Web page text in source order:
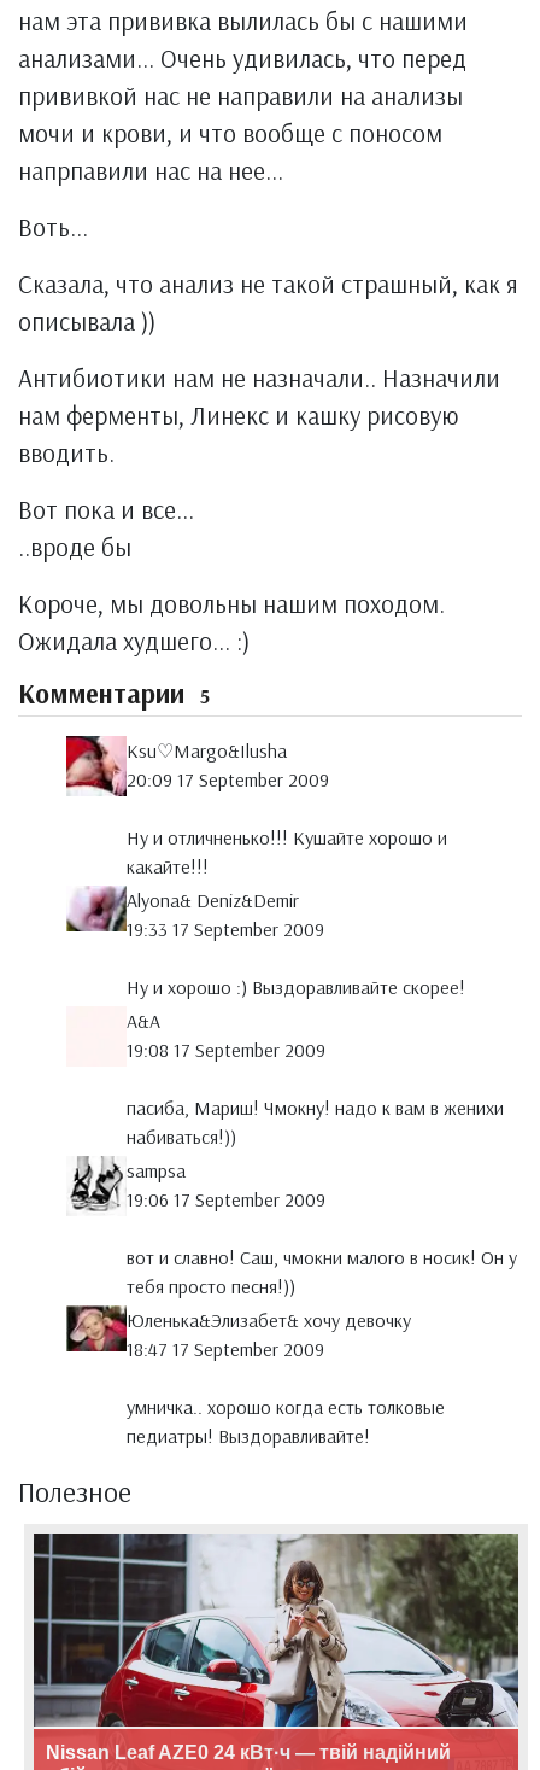
нам эта прививка вылилась бы с нашими
анализами... Очень удивилась, что перед
прививкой нас не направили на анализы
мочи и крови, и что вообще с поносом
напрпавили нас на нее...
Воть...
Сказала, что анализ не такой страшный, как я
описывала ))
Антибиотики нам не назначали.. Назначили
нам ферменты, Линекс и кашку рисовую
вводить.
Вот пока и все...
..вроде бы
Короче, мы довольны нашим походом.
Ожидала худшего... :)
Комментарии 5
Ksu♡Margo&Ilusha
20:09 17 September 2009
Ну и отличненько!!! Кушайте хорошо и
какайте!!!
Alyona& Deniz&Demir
19:33 17 September 2009
Ну и хорошо :) Выздоравливайте скорее!
A&A
19:08 17 September 2009
пасиба, Мариш! Чмокну! надо к вам в женихи
набиваться!))
sampsa
19:06 17 September 2009
вот и славно! Саш, чмокни малого в носик! Он у
тебя просто песня!))
Юленька&Элизабет& хочу девочку
18:47 17 September 2009
умничка.. хорошо когда есть толковые
педиатры! Выздоравливайте!
Полезное
Nissan Leaf AZE0 24 кВт·ч — твій надійний